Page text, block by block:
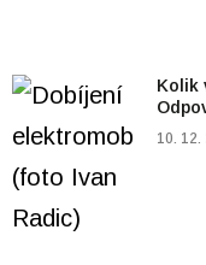
Kolik
10. 12.